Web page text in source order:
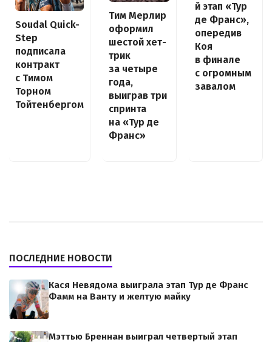
Soudal Quick-
Step
подписала
контракт
с Тимом
Торном
Тойтенбергом
Тим Мерлир
оформил
шестой хет-
трик
за четыре
года,
выиграв три
спринта
на «Тур де
Франс»
й этап «Тур
де Франс»,
опередив
Коя
в финале
с огромным
завалом
ПОСЛЕДНИЕ НОВОСТИ
Кася Невядома выиграла этап Тур де Франс
Фамм на Ванту и желтую майку
Мэттью Бреннан выиграл четвертый этап